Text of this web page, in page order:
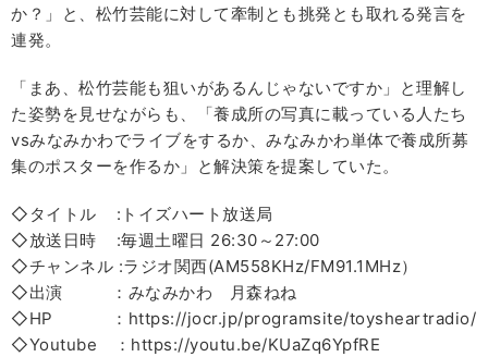
か？」と、松竹芸能に対して牽制とも挑発とも取れる発言を
連発。
「まあ、松竹芸能も狙いがあるんじゃないですか」と理解し
た姿勢を見せながらも、「養成所の写真に載っている人たち
vsみなみかわでライブをするか、みなみかわ単体で養成所募
集のポスターを作るか」と解決策を提案していた。
◇タイトル :トイズハート放送局
◇放送日時 :毎週土曜日 26:30～27:00
◇チャンネル :ラジオ関西(AM558KHz/FM91.1MHz）
◇出演 ：みなみかわ 月森ねね
◇HP ：https://jocr.jp/programsite/toysheartradio/
◇Youtube ：https://youtu.be/KUaZq6YpfRE